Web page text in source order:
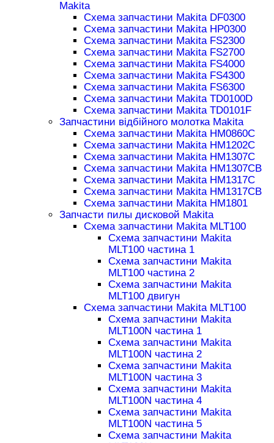
Makita
Схема запчастини Makita DF0300
Схема запчастини Makita HP0300
Схема запчастини Makita FS2300
Схема запчастини Makita FS2700
Схема запчастини Makita FS4000
Схема запчастини Makita FS4300
Схема запчастини Makita FS6300
Схема запчастини Makita TD0100D
Схема запчастини Makita TD0101F
Запчастини відбійного молотка Makita
Схема запчастини Makita HM0860C
Схема запчастини Makita HM1202C
Схема запчастини Makita HM1307C
Схема запчастини Makita HM1307CB
Схема запчастини Makita HM1317C
Схема запчастини Makita HM1317CB
Схема запчастини Makita HM1801
Запчасти пилы дисковой Makita
Схема запчастини Makita MLT100
Схема запчастини Makita
MLT100 частина 1
Схема запчастини Makita
MLT100 частина 2
Схема запчастини Makita
MLT100 двигун
Схема запчастини Makita MLT100
Схема запчастини Makita
MLT100N частина 1
Схема запчастини Makita
MLT100N частина 2
Схема запчастини Makita
MLT100N частина 3
Схема запчастини Makita
MLT100N частина 4
Схема запчастини Makita
MLT100N частина 5
Схема запчастини Makita